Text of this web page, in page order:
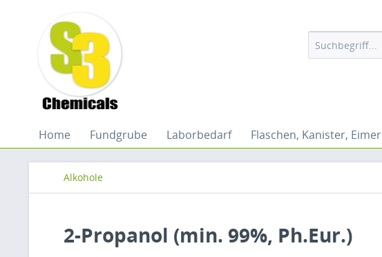
Home Fundgrube Laborbedarf Flaschen, Kanister, Eimer
Alkohole
2-Propanol (min. 99%, Ph.Eur.)